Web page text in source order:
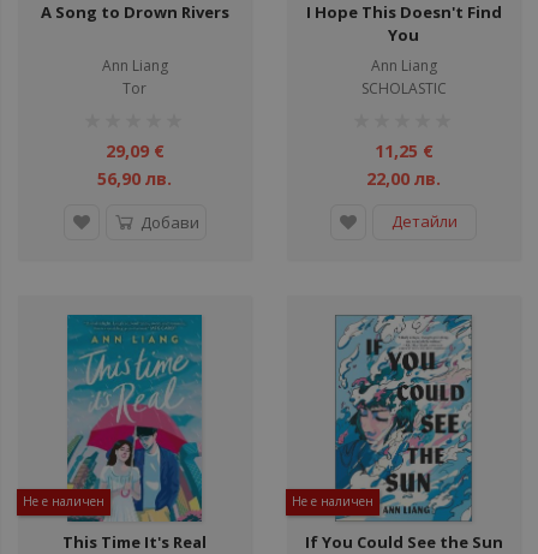
A Song to Drown Rivers
Ann Liang
Tor
29,09 €
56,90 лв.
Добави
I Hope This Doesn't Find
You
Ann Liang
SCHOLASTIC
11,25 €
22,00 лв.
Детайли
Не е наличен
This Time It's Real
Не е наличен
If You Could See the Sun